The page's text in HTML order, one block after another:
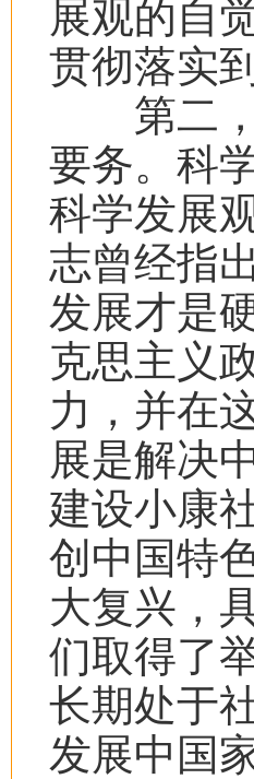
展观的自
贯彻落实
第二，
要务。科
科学发展
志曾经指
发展才是
克思主义
力，并在
展是解决
建设小康
创中国特
大复兴，
们取得了
长期处于
发展中国